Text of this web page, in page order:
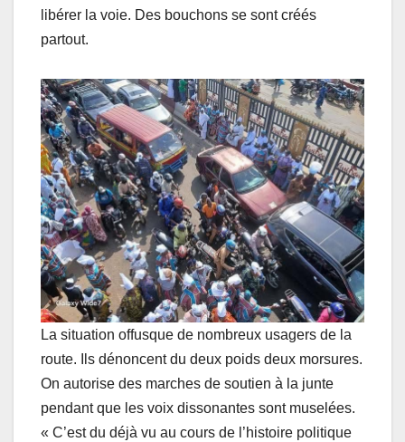
libérer la voie. Des bouchons se sont créés
partout.
La situation offusque de nombreux usagers de la
route. Ils dénoncent du deux poids deux morsures.
On autorise des marches de soutien à la junte
pendant que les voix dissonantes sont muselées.
« C’est du déjà vu au cours de l’histoire politique